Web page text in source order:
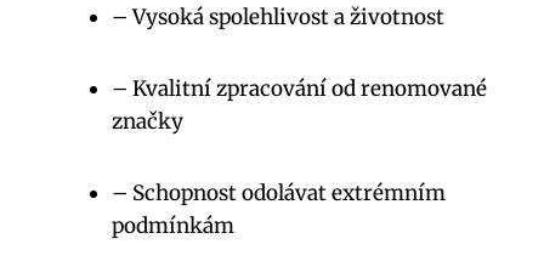
– Vysoká spolehlivost a životnost
– Kvalitní zpracování od renomované
značky
– Schopnost odolávat extrémním
podmínkám